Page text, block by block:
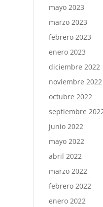
mayo 2023
marzo 2023
febrero 2023
enero 2023
diciembre 2022
noviembre 2022
octubre 2022
septiembre
junio 2022
mayo 2022
abril 2022
marzo 2022
febrero 2022
enero 2022